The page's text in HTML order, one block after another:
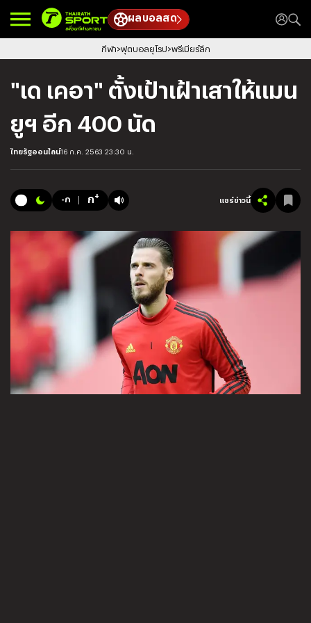
ผลบอลสด
กีฬา ฟุตบอลยุโรป พรีเมียร์ลีก
"เด เคอา" ตั้งเป้าเฝ้าเสาให้แมน
ยูฯ อีก 400 นัด
ไทยรัฐออนไลน์16 ก.ค. 2563 23:30 น.
-ก ก+ แชร์ข่าวนี้